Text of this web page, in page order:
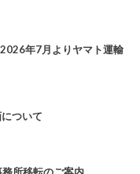
年7月よりヤマト運輸
ついて